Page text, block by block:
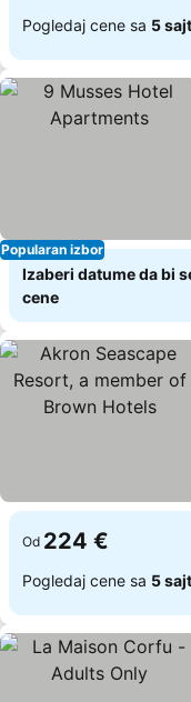
Pogledaj cene sa 5
Popularan izbor
Izaberi datume da bi
cene
Od 224 €
Pogledaj cene sa 5